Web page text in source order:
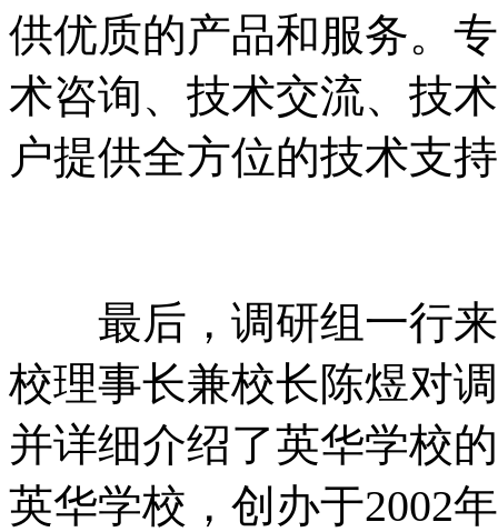
供优质的产品和服务。
术咨询、技术交流、技
户提供全方位的技术支
最后，调研组一行来
校理事长兼校长陈煜对
并详细介绍了英华学校
英华学校，创办于2002